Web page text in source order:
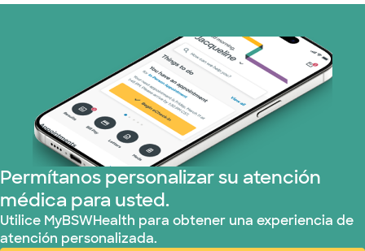
Medicare (1 planes)
Nebraska Furniture Mart (3 planes)
Red PHCS (1 planes)
Prism Electric (1 planes)
Plan de Salud Superior (17 planes)
TriWest HealthCare (2 planes)
Permítanos personalizar su atención
médica para usted.
Utilice MyBSWHealth para obtener una experiencia de
atención personalizada.